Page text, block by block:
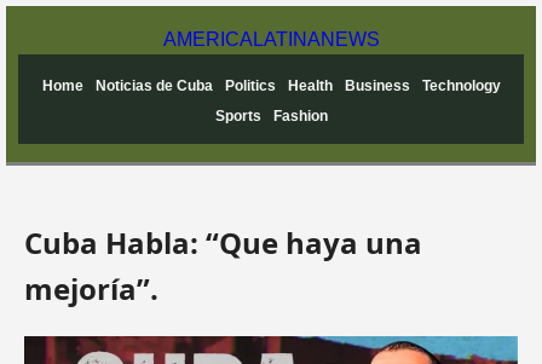
AMERICA LATINANEWS
Home Noticias de Cuba Politics Health Business
Technology
Sports
Fashion
Cuba Habla: “Que haya una
mejoría”.